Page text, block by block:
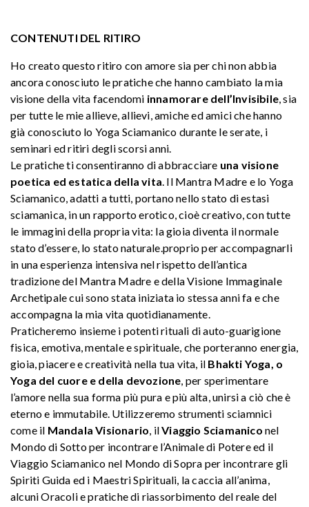
CONTENUTI DEL RITIRO
Ho creato questo ritiro con amore sia per chi non abbia
ancora conosciuto le pratiche che hanno cambiato la mia
visione della vita facendomi innamorare dell’Invisibile , sia
per tutte le mie allieve, allievi, amiche ed amici che hanno
già conosciuto lo Yoga Sciamanico durante le serate, i
seminari ed ritiri degli scorsi anni.
Le pratiche ti consentiranno di abbracciare una visione
poetica ed estatica della vita . Il Mantra Madre e lo Yoga
Sciamanico, adatti a tutti, portano nello stato di estasi
sciamanica, in un rapporto erotico, cioè creativo, con tutte
le immagini della propria vita: la gioia diventa il normale
stato d’essere, lo stato naturale.proprio per accompagnarli
in una esperienza intensiva nel rispetto dell’antica
tradizione del Mantra Madre e della Visione Immaginale
Archetipale cui sono stata iniziata io stessa anni fa e che
accompagna la mia vita quotidianamente.
Praticheremo insieme i potenti rituali di auto-guarigione
fisica, emotiva, mentale e spirituale, che porteranno energia,
gioia, piacere e creatività nella tua vita, il Bhakti Yoga, o
Yoga del cuore e della devozione , per sperimentare
l’amore nella sua forma più pura e più alta, unirsi a ciò che è
eterno e immutabile. Utilizzeremo strumenti sciamnici
come il Mandala Visionario , ilViaggio Sciamanico nel
Mondo di Sotto per incontrare l’Animale di Potere ed il
Viaggio Sciamanico nel Mondo di Sopra per incontrare gli
Spiriti Guida ed i Maestri Spirituali, la caccia all’anima,
alcuni Oracoli e pratiche di riassorbimento del reale del